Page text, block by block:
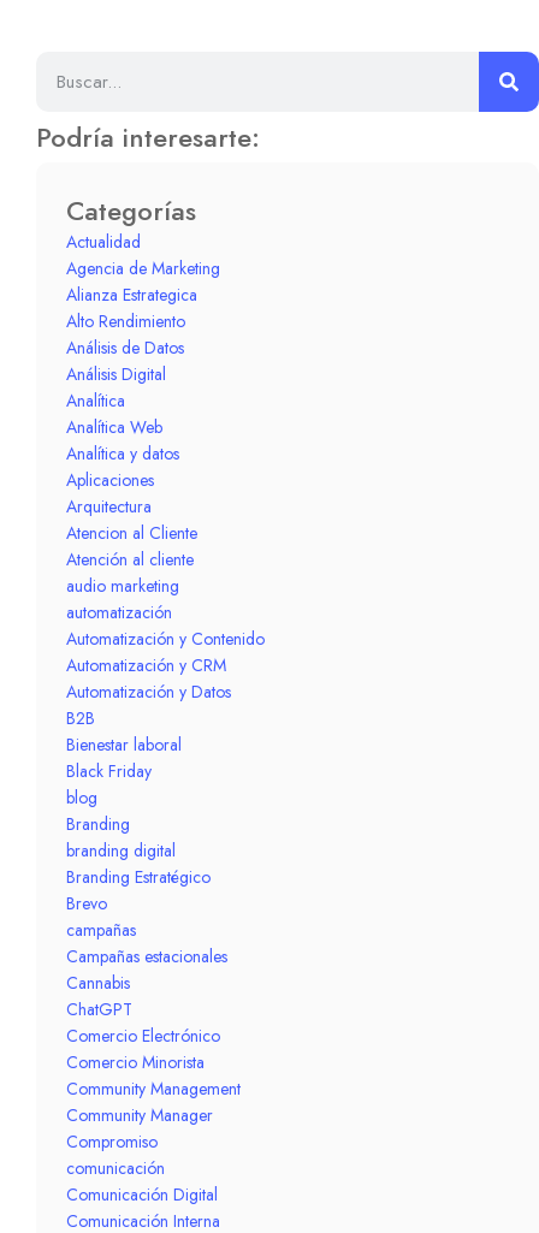
Podría interesarte:
Categorías
Actualidad
Agencia de Marketing
Alianza Estrategica
Alto Rendimiento
Análisis de Datos
Análisis Digital
Analítica
Analítica Web
Analítica y datos
Aplicaciones
Arquitectura
Atencion al Cliente
Atención al cliente
audio marketing
automatización
Automatización y Contenido
Automatización y CRM
Automatización y Datos
B2B
Bienestar laboral
Black Friday
blog
Branding
branding digital
Branding Estratégico
Brevo
campañas
Campañas estacionales
Cannabis
ChatGPT
Comercio Electrónico
Comercio Minorista
Community Management
Community Manager
Compromiso
comunicación
Comunicación Digital
Comunicación Interna